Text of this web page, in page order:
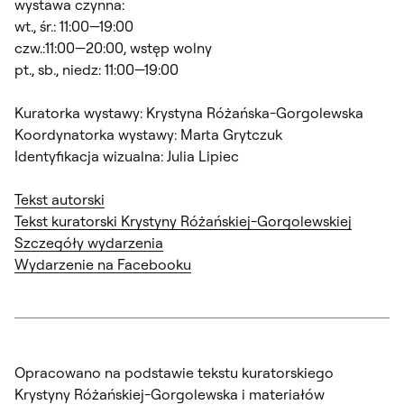
wystawa czynna:
wt., śr.: 11:00—19:00
czw.:11:00—20:00, wstęp wolny
pt., sb., niedz: 11:00—19:00
Kuratorka wystawy: Krystyna Różańska-Gorgolewska
Koordynatorka wystawy: Marta Grytczuk
Identyfikacja wizualna: Julia Lipiec
Tekst autorski
Tekst kuratorski Krystyny Różańskiej-Gorgolewskiej
Szczegóły wydarzenia
Wydarzenie na Facebooku
Opracowano na podstawie tekstu kuratorskiego
Krystyny Różańskiej-Gorgolewska i materiałów